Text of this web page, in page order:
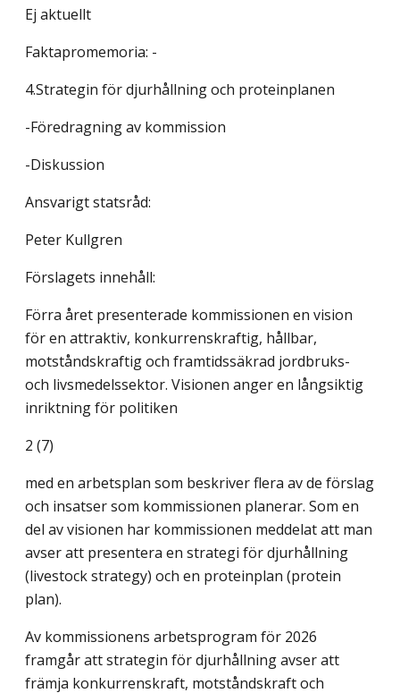
Ej aktuellt
Faktapromemoria: -
4.Strategin för djurhållning och proteinplanen
-Föredragning av kommission
-Diskussion
Ansvarigt statsråd:
Peter Kullgren
Förslagets innehåll:
Förra året presenterade kommissionen en vision
för en attraktiv, konkurrenskraftig, hållbar,
motståndskraftig och framtidssäkrad jordbruks-
och livsmedelssektor. Visionen anger en långsiktig
inriktning för politiken
2 (7)
med en arbetsplan som beskriver flera av de förslag
och insatser som kommissionen planerar. Som en
del av visionen har kommissionen meddelat att man
avser att presentera en strategi för djurhållning
(livestock strategy) och en proteinplan (protein
plan).
Av kommissionens arbetsprogram för 2026
framgår att strategin för djurhållning avser att
främja konkurrenskraft, motståndskraft och